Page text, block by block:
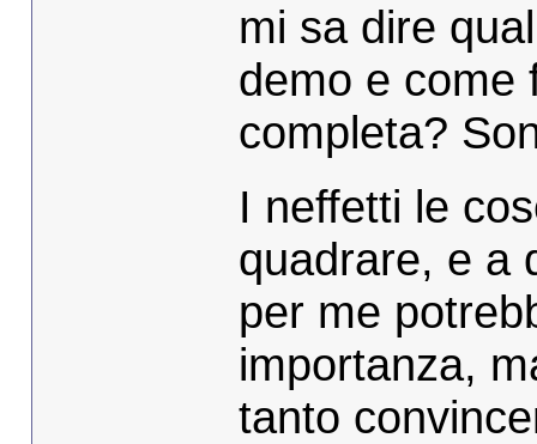
mi sa dire
demo e come
completa?
I neffetti le
quadrare, e a
per me
importanza,
tanto